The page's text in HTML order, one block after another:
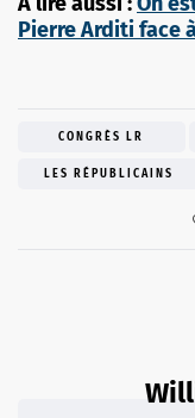
Pierre Arditi face
CONGRÈS LR
LES RÉPUBLICAINS